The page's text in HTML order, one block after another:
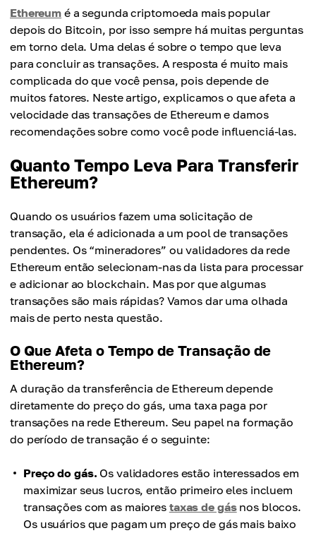
Ethereum é a segunda criptomoeda mais popular
depois do Bitcoin, por isso sempre há muitas perguntas
em torno dela. Uma delas é sobre o tempo que leva
para concluir as transações. A resposta é muito mais
complicada do que você pensa, pois depende de
muitos fatores. Neste artigo, explicamos o que afeta a
velocidade das transações de Ethereum e damos
recomendações sobre como você pode influenciá-las.
Quanto Tempo Leva Para Transferir
Ethereum?
Quando os usuários fazem uma solicitação de
transação, ela é adicionada a um pool de transações
pendentes. Os “mineradores” ou validadores da rede
Ethereum então selecionam-nas da lista para processar
e adicionar ao blockchain. Mas por que algumas
transações são mais rápidas? Vamos dar uma olhada
mais de perto nesta questão.
O Que Afeta o Tempo de Transação de
Ethereum?
A duração da transferência de Ethereum depende
diretamente do preço do gás, uma taxa paga por
transações na rede Ethereum. Seu papel na formação
do período de transação é o seguinte:
Preço do gás. Os validadores estão interessados em
maximizar seus lucros, então primeiro eles incluem
transações com as maiores taxas de gásnos blocos.
Os usuários que pagam um preço de gás mais baixo